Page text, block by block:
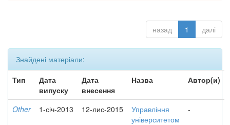
назад 1 далі
Знайдені матеріали:
Тип
Дата
випуску
Дата
внесення
Назва Автор(и)
Other 1-січ-2013 12-лис-2015
Управління
університетом
-